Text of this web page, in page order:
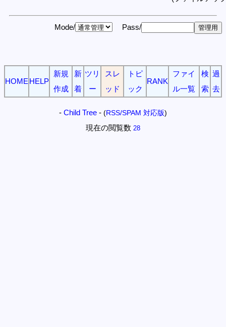
Mode/ Pass/
HOME HELP
新規
作成
新
着
ツリ
ー
スレ
ッド
トピ
ック
RANK
ファイ
ル一覧
検
索
過
去
- Child Tree - (RSS/SPAM 対応版)
現在の閲覧数 28